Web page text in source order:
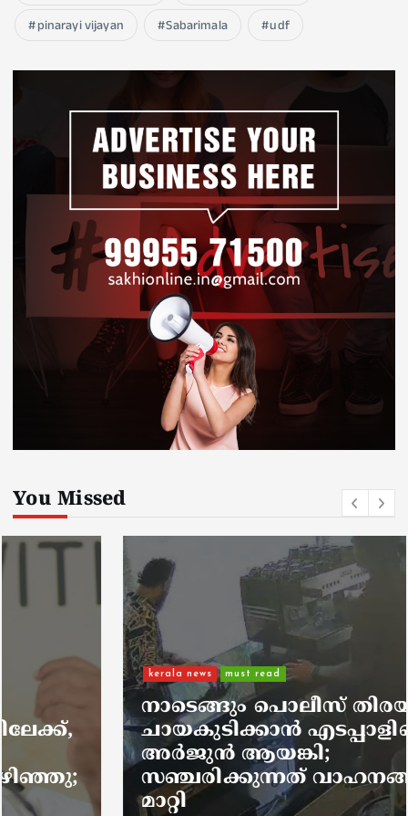
pinarayi vijayan
Sabarimala udf
You Missed
must read
നാടെങ്ങും പൊലീസ് തിരയുന്നു,
ചായകുടിക്കാൻ എടപ്പാളിലെത്തി
അർജുൻ ആയങ്കി;
സഞ്ചരിക്കുന്നത് വാഹനങ്ങൾ
മാറ്റി